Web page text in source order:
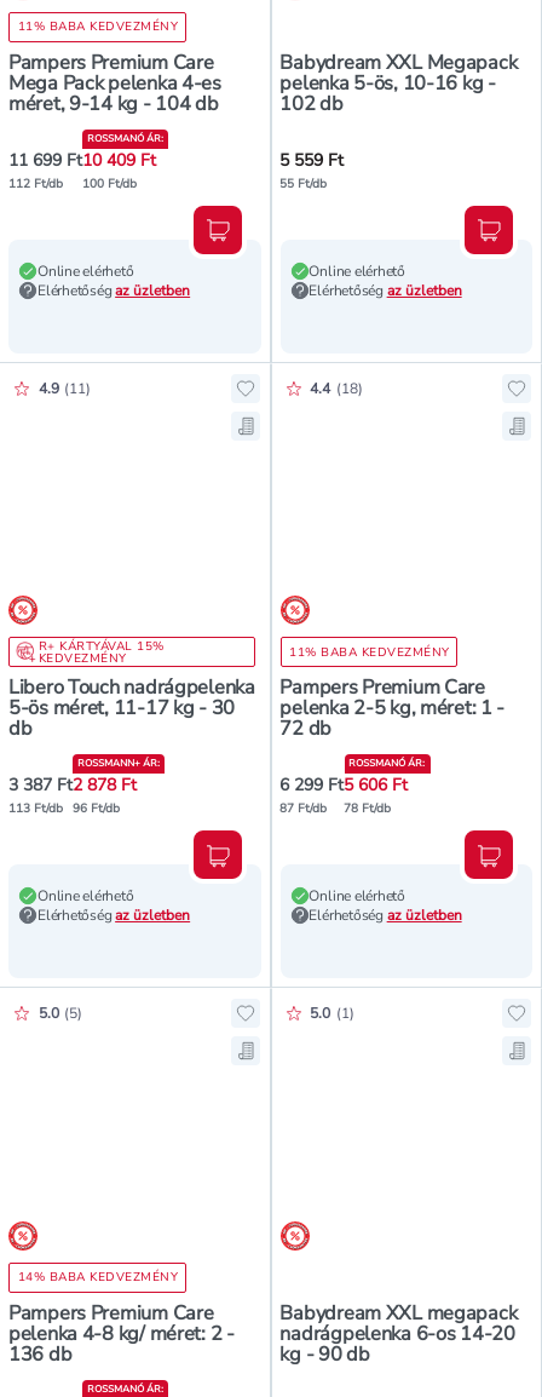
11% BABA KEDVEZMÉNY
Pampers Premium Care
Mega Pack pelenka 4-es
méret, 9-14 kg - 104 db
11 699 Ft
112 Ft/db
ROSSMANÓ ÁR:
10 409 Ft
100 Ft/db
Online elérhető
Elérhetőségaz üzletben
Kosárba teszem
Babydream XXL Megapack
pelenka 5-ös, 10-16 kg -
102 db
5 559 Ft
55 Ft/db
Online elérhető
Elérhetőség az üzletben
árréscsökkentés
R+ KÁRTYÁVAL 15%
KEDVEZMÉNY
Libero Touch nadrágpelenka
5-ös méret, 11-17 kg - 30
db
Értékelés pontszáma:
4.9 (11)
Hozzáadás a kedvencekhez,
Mentés a bevásárló listára,
3 387 Ft
113 Ft/db
ROSSMANN+ ÁR:
2 878 Ft
96 Ft/db
Online elérhető
Elérhetőségaz üzletben
Kosárba teszem
árréscsökkentés
11% BABA KEDVEZMÉNY
Pampers Premium Care
pelenka 2-5 kg, méret: 1 -
72 db
Értékelés pontszáma:
4.4 (18)
6 299 Ft
87 Ft/db
ROSSMANÓ ÁR:
5 606 Ft
78 Ft/db
Online elérhető
Elérhetőség az üzletben
árréscsökkentés
14% BABA KEDVEZMÉNY
Pampers Premium Care
pelenka 4-8 kg/ méret: 2 -
136 db
Értékelés pontszáma:
5.0 (5)
Hozzáadás a kedvencekhez,
Mentés a bevásárló listára,
ROSSMANÓ ÁR:
árréscsökkentés
Babydream XXL megapack
nadrágpelenka 6-os 14-20
kg - 90 db
Értékelés pontszáma:
5.0 (1)